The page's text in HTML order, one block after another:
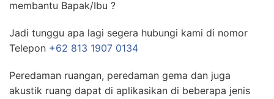
membantu Bapak/Ibu ?
Jadi tunggu apa lagi segera hubungi kami di nomor
Telepon +62 813 1907 0134
Peredaman ruangan, peredaman gema dan juga
akustik ruang dapat di aplikasikan di beberapa jenis